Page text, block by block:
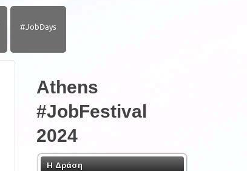
#JobDays
Athens
#JobFestival
2024
Η Δράση